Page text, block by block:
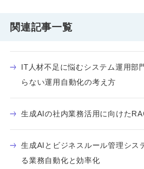
関連記事一覧
IT人材不足に悩むシステム運用部
らない運用自動化の考え方
生成AIの社内業務活用に向けた
生成AIとビジネスルール管理シス
る業務自動化と効率化